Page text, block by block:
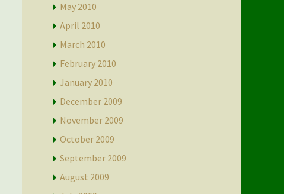
May 2010
April 2010
March 2010
February 2010
January 2010
December 2009
November 2009
October 2009
September 2009
August 2009